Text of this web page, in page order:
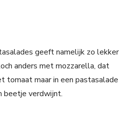
geeft namelijk zo lekker
anders met mozzarella, dat
tomaat maar in een pastasalade
beetje verdwijnt.